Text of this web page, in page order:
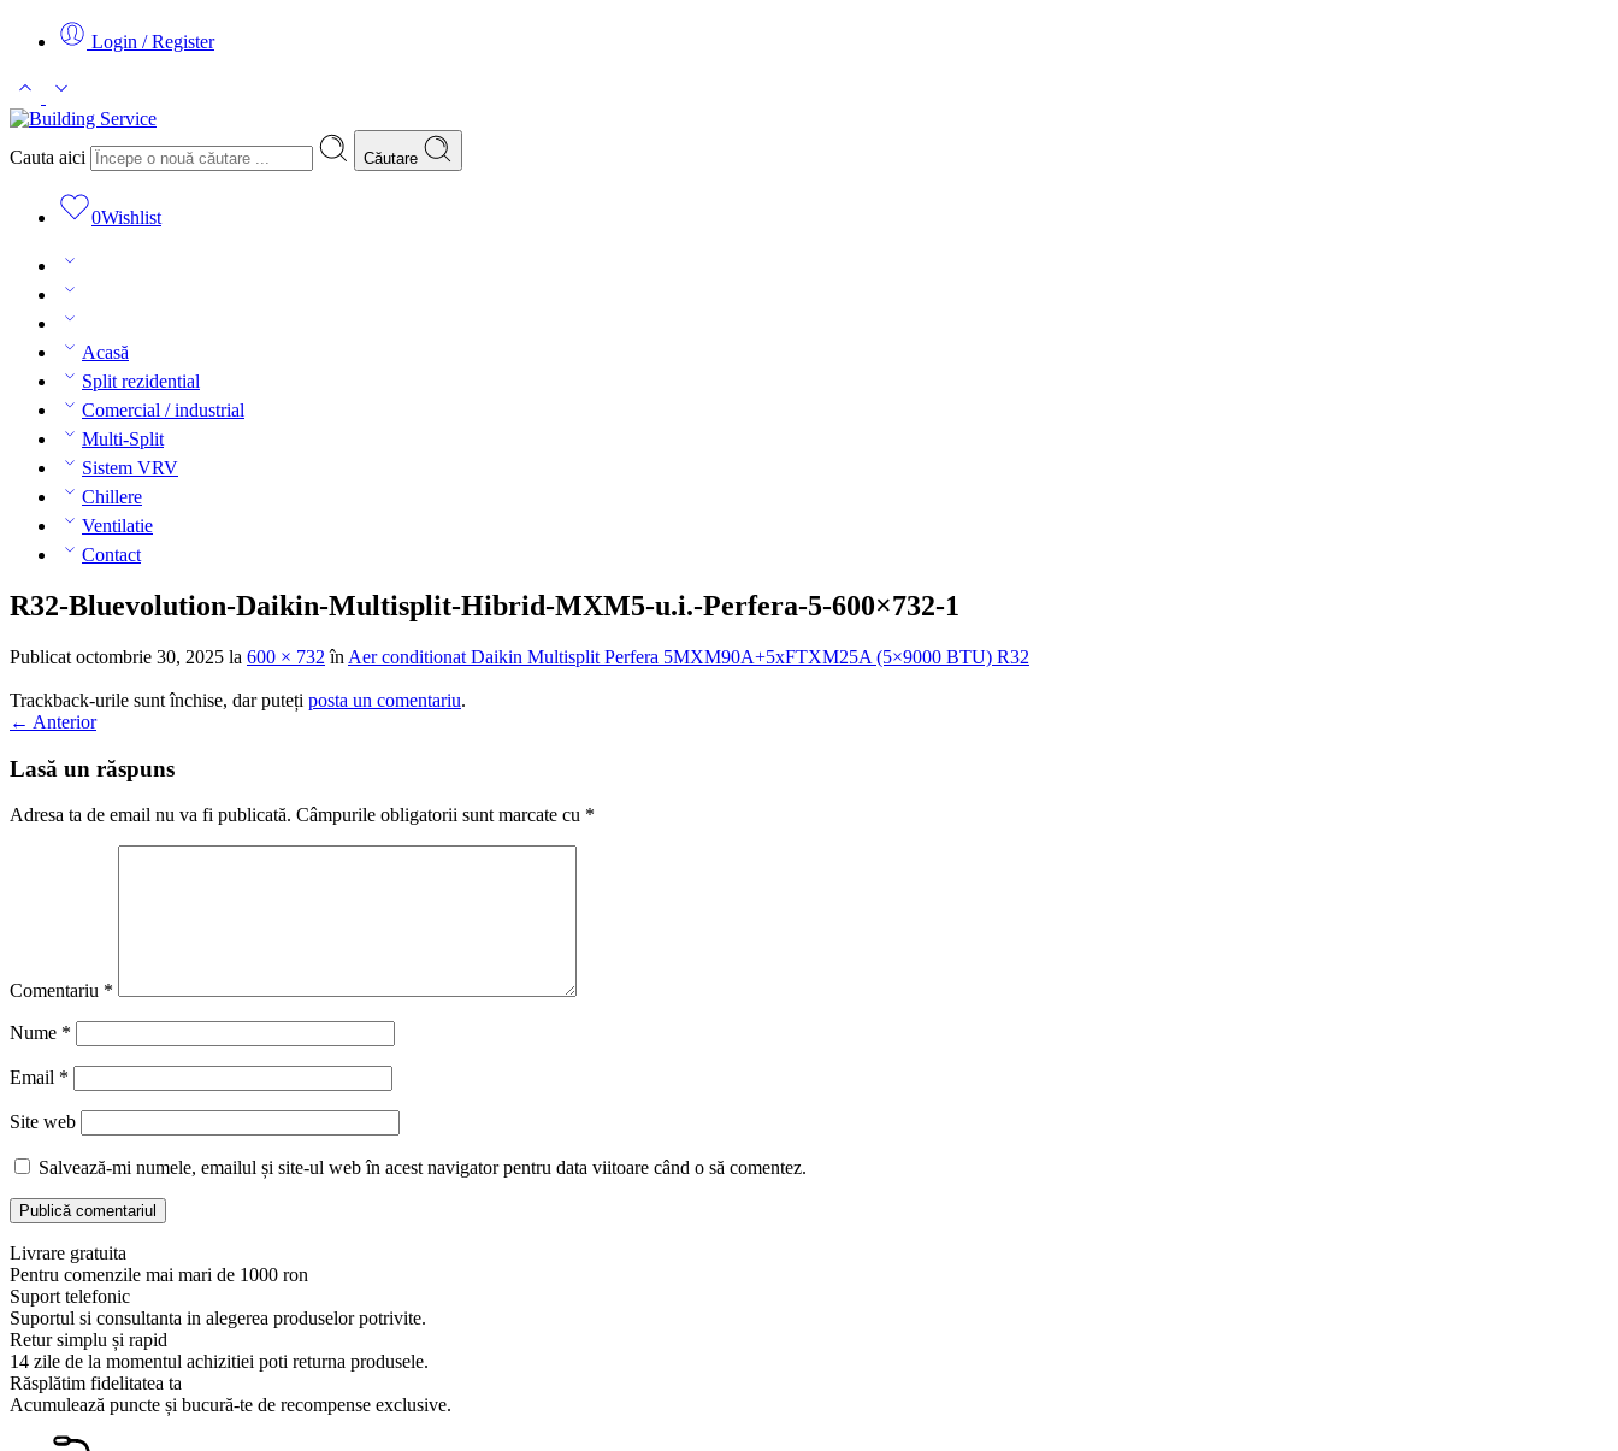
Login / Register
Cauta aici Căutare
0Wishlist
Acasă
Split rezidential
Comercial / industrial
Multi-Split
Sistem VRV
Chillere
Ventilatie
Contact
R32-Bluevolution-Daikin-Multisplit-Hibrid-MXM5-u.i.-Perfera-5-600×732-1
Publicat octombrie 30, 2025 la 600 × 732 în Aer conditionat Daikin Multisplit Perfera 5MXM90A+5xFTXM25A (5×9000 BTU) R32
Trackback-urile sunt închise, dar puteți posta un comentariu.
← Anterior
Lasă un răspuns
Adresa ta de email nu va fi publicată. Câmpurile obligatorii sunt marcate cu *
Comentariu *
Nume *
Email *
Site web
Salvează-mi numele, emailul și site-ul web în acest navigator pentru data viitoare când o să comentez.
Livrare gratuita
Pentru comenzile mai mari de 1000 ron
Suport telefonic
Suportul si consultanta in alegerea produselor potrivite.
Retur simplu și rapid
14 zile de la momentul achizitiei poti returna produsele.
Răsplătim fidelitatea ta
Acumulează puncte și bucură-te de recompense exclusive.